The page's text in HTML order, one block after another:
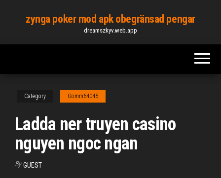
content
zynga poker mod apk obegränsad pengar
dreamszkyv.web.app
Category Gomm64045
Ladda ner truyen casino
nguyen ngoc ngan
By GUEST